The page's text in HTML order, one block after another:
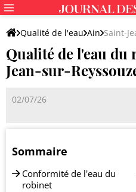
Qualité de l'eau Ain Saint-
Qualité de l'eau du
Jean-sur-
02/07/26
Sommaire
Conformité de l'eau du
robinet